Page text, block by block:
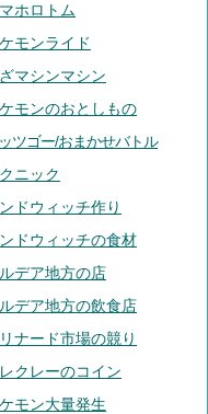
ホロトム
モンライド
マシンマシン
モンのおとしもの
ツゴー/おまかせバトル
ニック
ドウィッチ作り
ドウィッチの食材
デア地方の店
デア地方の飲食店
ナード市場の競り
クレーのコイン
モン大量発生